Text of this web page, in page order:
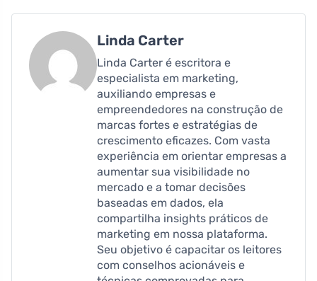
Linda Carter
Linda Carter é escritora e
especialista em marketing,
auxiliando empresas e
empreendedores na construção de
marcas fortes e estratégias de
crescimento eficazes. Com vasta
experiência em orientar empresas a
aumentar sua visibilidade no
mercado e a tomar decisões
baseadas em dados, ela
compartilha insights práticos de
marketing em nossa plataforma.
Seu objetivo é capacitar os leitores
com conselhos acionáveis ​​e